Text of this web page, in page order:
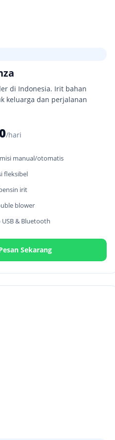
di Indonesia. Irit bahan
keluarga dan perjalanan
/hari
manual/otomatis
fleksibel
irit
blower
& Bluetooth
Sekarang